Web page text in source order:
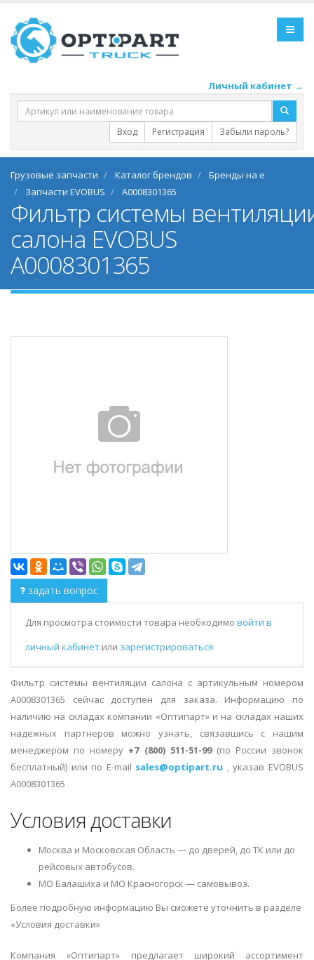
Личный кабинет →
Вход Регистрация Забыли пароль?
Грузовые запчасти Каталог брендов
Бренды на e
Запчасти EVOBUS
A0008301365
Фильтр системы
салона EVOBUS
A0008301365
задать вопрос
Для просмотра стоимости товара необходимо войти в
личный кабинет или зарегистрироваться
Фильтр системы вентиляции салона с артикульным номером
A0008301365 сейчас доступен для заказа. Информацию по
наличию на складах компании «Оптипарт» и на складах наших
надежных партнеров можно узнать, связавшись с нашим
менеджером по номеру +7 (800) 511-51-99(по России звонок
бесплатный) или по E-mail sales@optipart.ru , указав EVOBUS
A0008301365
Условия доставки
Москва и Московская Область — до дверей, до ТК или до
рейсовых автобусов.
МО Балашиха и МО Красногорск — самовывоз.
Более подробную информацию Вы сможете уточнить в разделе
«Условия доставки»
Компания «Оптипарт» предлагает широкий ассортимент